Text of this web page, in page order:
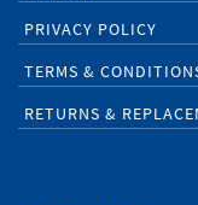
PRIVACY POLICY
TERMS &
RETURNS &